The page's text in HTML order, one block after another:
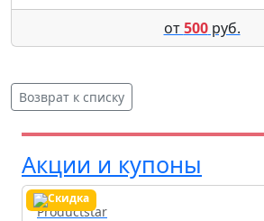
от500руб.
Возврат к списку
Акции и купоны
Productstar